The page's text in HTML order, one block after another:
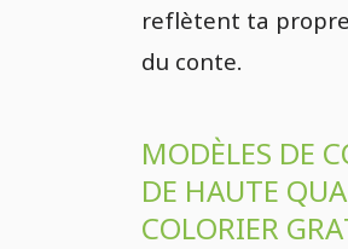
reflètent ta
du conte.
MODÈLES DE
DE HAUTE
COLORIER